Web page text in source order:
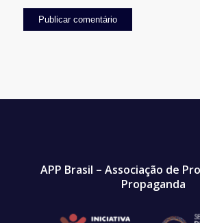
APP Brasil – Associação de
Propaganda